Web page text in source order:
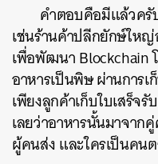
คำตอบคือมีแล้วครั
เช่นร้านค้าปลีกยักษ์ให
เพื่อพัฒนา Blockchain
อาหารเป็นพิษ ผ่านการ
เพียงลูกค้าเก็บใบเสร็จ
เลยว่าอาหารนั้นมาจาก
ผู้คนส่ง และใครเป็นค